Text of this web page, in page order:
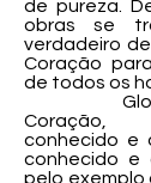
de pureza.
obras se
verdadeiro
Coração
de todos os
Coração,
conhecido e
conhecido e
pelo exemplo